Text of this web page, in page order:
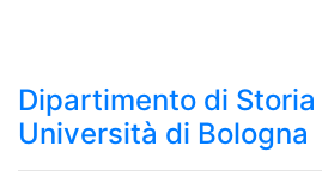
Dipartimento di
Università di Bologna